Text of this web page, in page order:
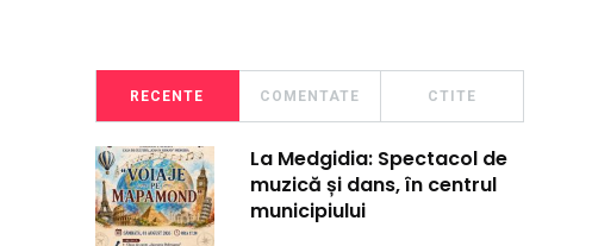
RECENTE COMENTATE CTITE
La Medgidia: Spectacol de
muzică și dans, în centrul
municipiului